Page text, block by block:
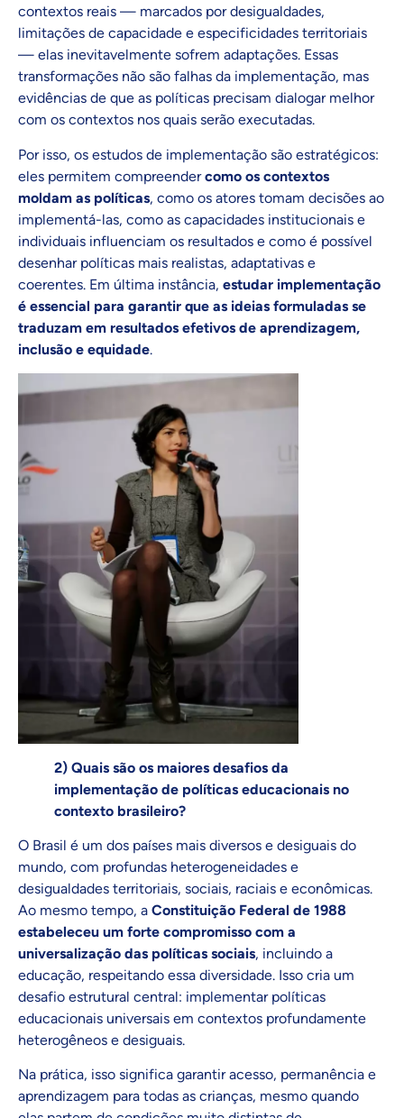
contextos reais — marcados por desigualdades,
limitações de capacidade e especificidades territoriais
— elas inevitavelmente sofrem adaptações. Essas
transformações não são falhas da implementação, mas
evidências de que as políticas precisam dialogar melhor
com os contextos nos quais serão executadas.
Por isso, os estudos de implementação são estratégicos:
eles permitem compreendercomo os contextos
moldam as políticas, como os atores tomam decisões ao
implementá-las, como as capacidades institucionais e
individuais influenciam os resultados e como é possível
desenhar políticas mais realistas, adaptativas e
coerentes. Em última instância, estudar implementação
é essencial para garantir que as ideias formuladas se
traduzam em resultados efetivos de aprendizagem,
inclusão e equidade.
2) Quais são os maiores desafios da
implementação de políticas educacionais no
contexto brasileiro?
O Brasil é um dos países mais diversos e desiguais do
mundo, com profundas heterogeneidades e
desigualdades territoriais, sociais, raciais e econômicas.
Ao mesmo tempo, a Constituição Federal de 1988
estabeleceu um forte compromisso com a
universalização das políticas sociais, incluindo a
educação, respeitando essa diversidade. Isso cria um
desafio estrutural central: implementar políticas
educacionais universais em contextos profundamente
heterogêneos e desiguais.
Na prática, isso significa garantir acesso, permanência e
aprendizagem para todas as crianças, mesmo quando